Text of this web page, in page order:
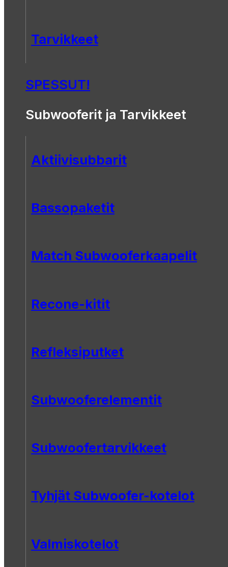
Tarvikkeet
SPESSUT!
Subwooferit ja Tarvikkeet
Aktiivisubbarit
Bassopaketit
Match Subwooferkaapelit
Recone-kitit
Refleksiputket
Subwooferelementit
Subwoofertarvikkeet
Tyhjät Subwoofer-kotelot
Valmiskotelot